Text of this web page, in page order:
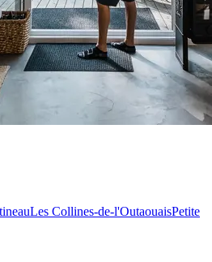
Les Collines-de-l'OutaouaisPetite